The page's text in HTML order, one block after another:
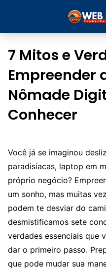
7 Mitos e
Empreender
Nômade
Conhecer
Você já se imaginou
paradisíacas, laptop em
próprio negócio?
um sonho, mas muitas
podem te desviar do
desmistificamos sete
verdades essenciais que
dar o primeiro passo.
que pode mudar sua